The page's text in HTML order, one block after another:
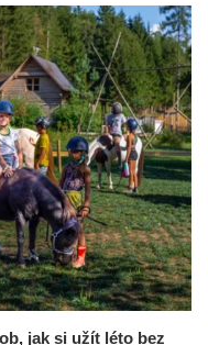
jak si užít léto bez